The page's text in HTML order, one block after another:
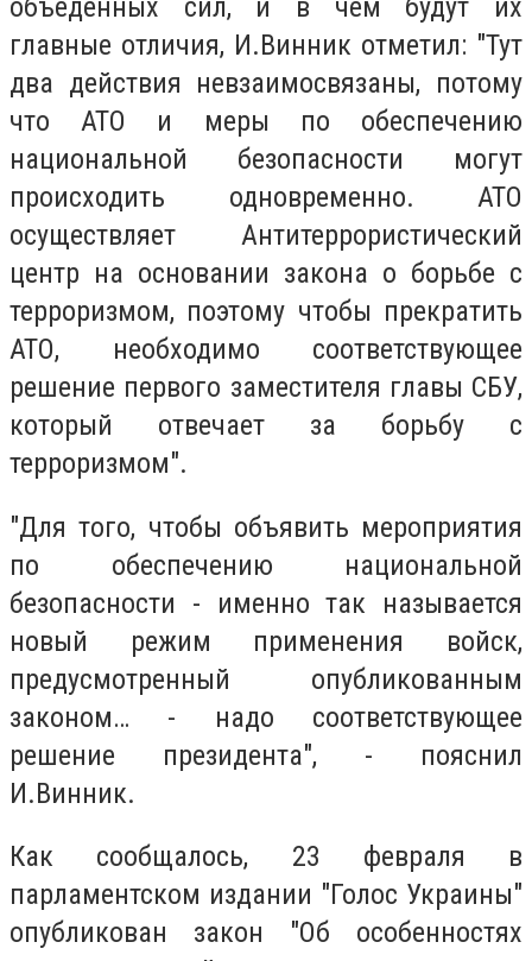
объеденных сил, и в чем будут их
главные отличия, И.Винник отметил: "Тут
два действия невзаимосвязаны, потому
что АТО и меры по обеспечению
национальной безопасности могут
происходить одновременно. АТО
осуществляет Антитеррористический
центр на основании закона о борьбе с
терроризмом, поэтому чтобы прекратить
АТО, необходимо соответствующее
решение первого заместителя главы СБУ,
который отвечает за борьбу с
терроризмом".
"Для того, чтобы объявить мероприятия
по обеспечению национальной
безопасности - именно так называется
новый режим применения войск,
предусмотренный опубликованным
законом… - надо соответствующее
решение президента", - пояснил
И.Винник.
Как сообщалось, 23 февраля в
парламентском издании "Голос Украины"
опубликован закон "Об особенностях